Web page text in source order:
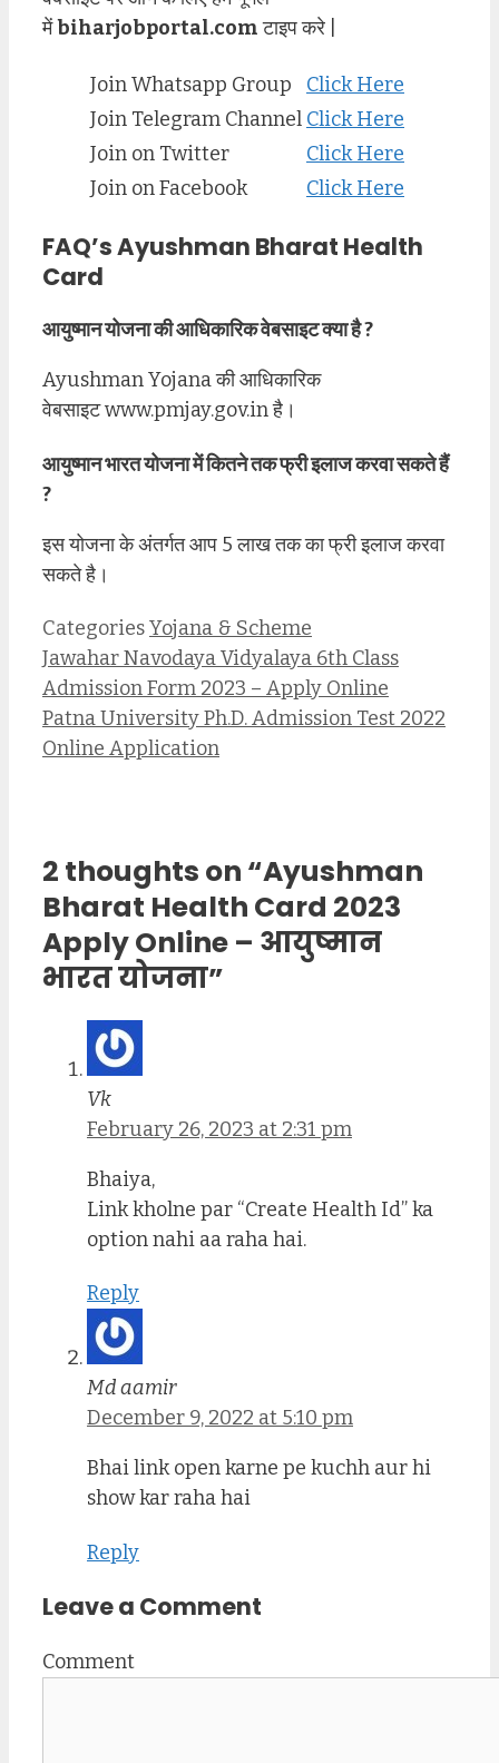
मेंbiharjobportal.comटाइप करे |
Join Whatsapp Group
Click Here
Join Telegram Channel Click Here
Join on Twitter
Click Here
Join on Facebook
Click Here
FAQ’s Ayushman Bharat Health
Card
आयुष्मान योजना की आधिकारिक वेबसाइट क्या है ?
Ayushman Yojana की आधिकारिक
वेबसाइट www.pmjay.gov.in है।
आयुष्मान भारत योजना में कितने तक फ्री इलाज करवा सकते हैं
?
इस योजना के अंतर्गत आप 5 लाख तक का फ्री इलाज करवा
सकते है।
CategoriesYojana & Scheme
Jawahar Navodaya Vidyalaya 6th Class
Admission Form 2023 – Apply Online
Patna University Ph.D. Admission Test 2022
Online Application
2 thoughts on “Ayushman
Bharat Health Card 2023
Apply Online – आयुष्मान
भारत योजना”
Vk
February 26, 2023 at 2:31 pm
Bhaiya,
Link kholne par “Create Health Id” ka
option nahi aa raha hai.
Reply
Md aamir
December 9, 2022 at 5:10 pm
Bhai link open karne pe kuchh aur hi
show kar raha hai
Reply
Leave a Comment
Comment